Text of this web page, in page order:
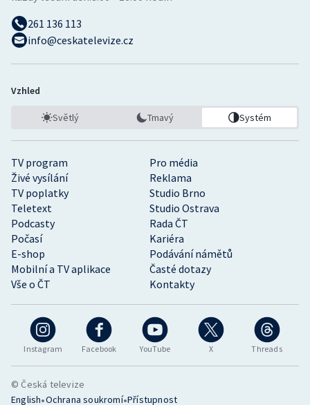
Instagram Facebook YouTube X Threads
TV program
Pro média
Živé vysílání
Reklama
TV poplatky
Studio Brno
Teletext
Studio Ostrava
Podcasty
Rada ČT
Počasí
Kariéra
E-shop
Podávání námětů
Mobilní a TV aplikace
Časté dotazy
Vše o ČT
Kontakty
261 136 113
info@ceskatelevize.cz
Vzhled
Světlý Tmavý Systém
© Česká televize
English•Ochrana soukromí•Přístupnost